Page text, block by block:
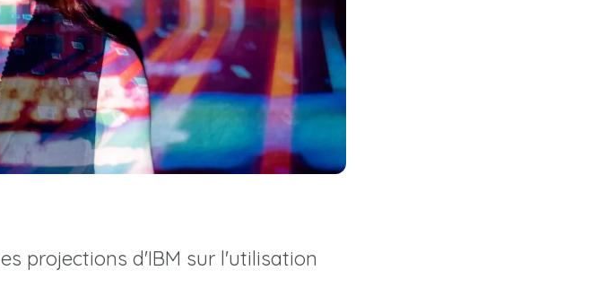
projections d'IBM sur l'utilisation